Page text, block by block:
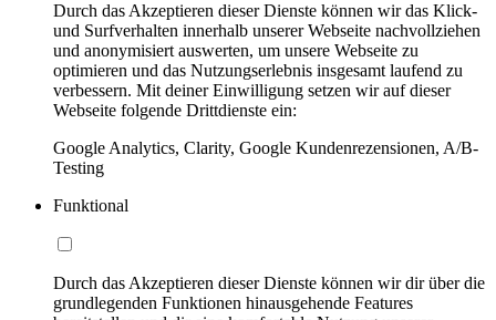
Durch das Akzeptieren dieser Dienste können wir das Klick-
und Surfverhalten innerhalb unserer Webseite nachvollziehen
und anonymisiert auswerten, um unsere Webseite zu
optimieren und das Nutzungserlebnis insgesamt laufend zu
verbessern. Mit deiner Einwilligung setzen wir auf dieser
Webseite folgende Drittdienste ein:
Google Analytics, Clarity, Google Kundenrezensionen, A/B-
Testing
Funktional
Durch das Akzeptieren dieser Dienste können wir dir über die
grundlegenden Funktionen hinausgehende Features